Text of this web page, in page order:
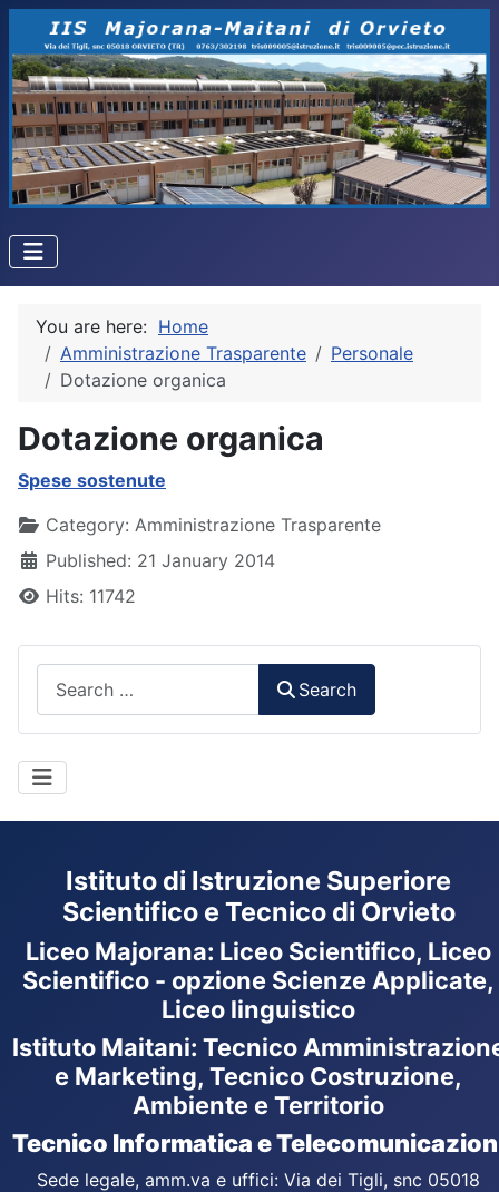
You are here: Home
Amministrazione Trasparente
Personale
Dotazione organica
Dotazione organica
Spese sostenute
DetailsCategory: Amministrazione Trasparente
Published: 21 January 2014
Hits: 11742
Search
Istituto di Istruzione Superiore
Scientifico e Tecnico di Orvieto
Liceo Majorana: Liceo Scientifico, Liceo
Scientifico - opzione Scienze Applicate,
Liceo linguistico
Istituto Maitani: Tecnico
e Marketing, Tecnico Costruzione,
Ambiente e Territorio
Tecnico Informatica e
Sede legale, amm.va e uffici: Via dei Tigli, snc 05018